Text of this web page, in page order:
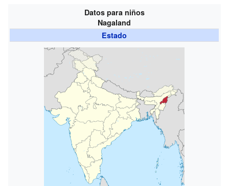
Datos para niños
Nagaland
Estado